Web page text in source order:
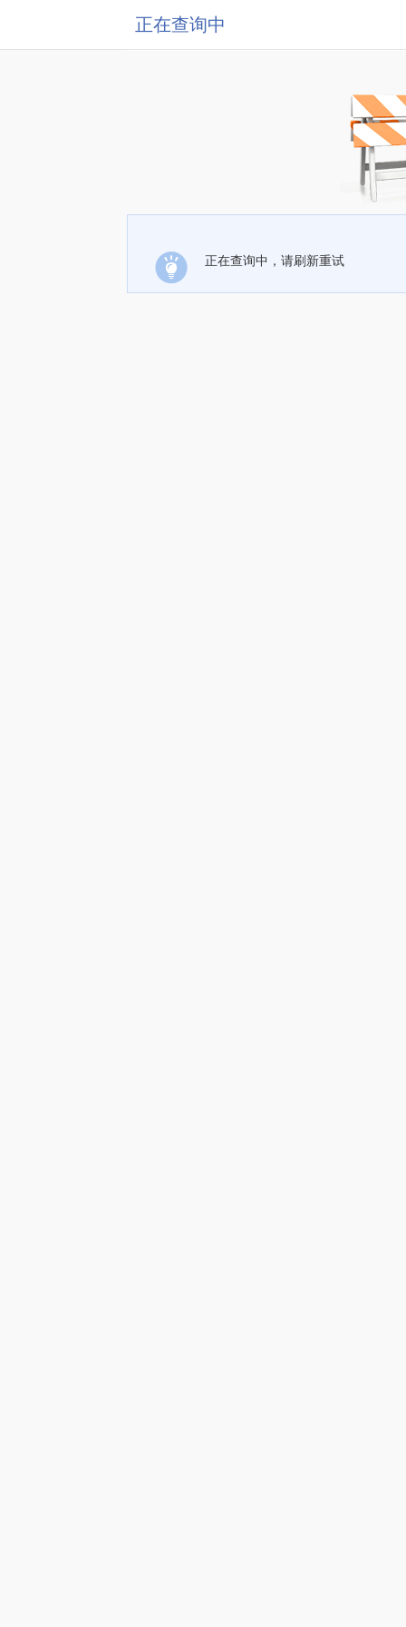
正在查询中
正在查询中，请刷新重试